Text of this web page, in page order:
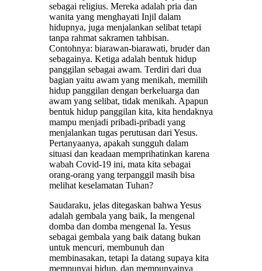
sebagai religius. Mereka adalah pria dan
wanita yang menghayati Injil dalam
hidupnya, juga menjalankan selibat tetapi
tanpa rahmat sakramen tahbisan.
Contohnya: biarawan-biarawati, bruder dan
sebagainya. Ketiga adalah bentuk hidup
panggilan sebagai awam. Terdiri dari dua
bagian yaitu awam yang menikah, memilih
hidup panggilan dengan berkeluarga dan
awam yang selibat, tidak menikah. Apapun
bentuk hidup panggilan kita, kita hendaknya
mampu menjadi pribadi-pribadi yang
menjalankan tugas perutusan dari Yesus.
Pertanyaanya, apakah sungguh dalam
situasi dan keadaan memprihatinkan karena
wabah Covid-19 ini, mata kita sebagai
orang-orang yang terpanggil masih bisa
melihat keselamatan Tuhan?
Saudaraku, jelas ditegaskan bahwa Yesus
adalah gembala yang baik, Ia mengenal
domba dan domba mengenal Ia. Yesus
sebagai gembala yang baik datang bukan
untuk mencuri, membunuh dan
membinasakan, tetapi Ia datang supaya kita
mempunyai hidup, dan mempunyainya